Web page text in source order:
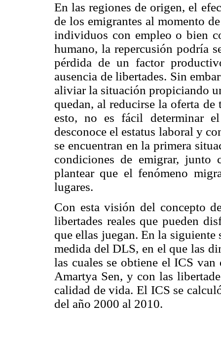
En las regiones de origen, el
de los emigrantes al momento
individuos con empleo o bien
humano, la repercusión podría
pérdida de un factor
ausencia de libertades. Sin
aliviar la situación propiciando
quedan, al reducirse la oferta de
esto, no es fácil determinar
desconoce el estatus laboral y
se encuentran en la primera
condiciones de emigrar, junto
plantear que el fenómeno
lugares.
Con esta visión del concepto
libertades reales que pueden
que ellas juegan. En la
medida del DLS, en el que las
las cuales se obtiene el ICS
Amartya Sen, y con las
calidad de vida. El ICS se
del año 2000 al 2010.